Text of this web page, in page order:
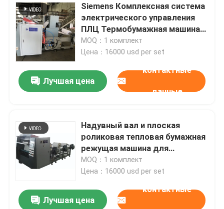
Siemens Комплексная система
электрического управления
ПЛЦ Термобумажная машина
для резки бумаги
MOQ：1 комплект
Цена：16000 usd per set
Лучшая цена
контактные
данные
Надувный вал и плоская
роликовая тепловая бумажная
режущая машина для
бесперебойной работы
MOQ：1 комплект
Цена：16000 usd per set
Лучшая цена
контактные